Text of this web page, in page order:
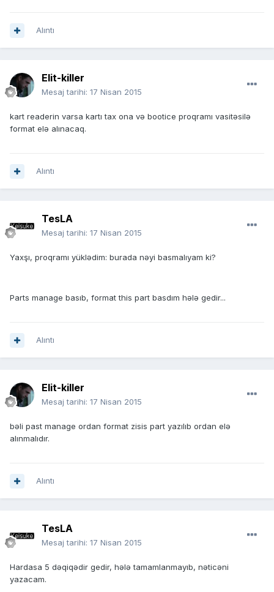
Alıntı
Elit-killer
Mesaj tarihi: 17 Nisan 2015
kart readerin varsa kartı tax ona və bootice proqramı vasitəsilə
format elə alınacaq.
Alıntı
TesLA
Mesaj tarihi: 17 Nisan 2015
Yaxşı, proqramı yüklədim: burada nəyi basmalıyam ki?
Parts manage basıb, format this part basdım hələ gedir...
Alıntı
Elit-killer
Mesaj tarihi: 17 Nisan 2015
bəli past manage ordan format zisis part yazılıb ordan elə
alınmalıdır.
Alıntı
TesLA
Mesaj tarihi: 17 Nisan 2015
Hardasa 5 dəqiqədir gedir, hələ tamamlanmayıb, nəticəni
yazacam.